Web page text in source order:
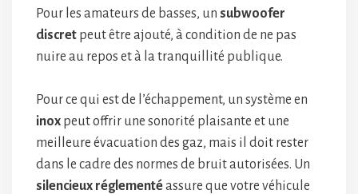
Pour les amateurs de basses, un subwoofer
discret peut être ajouté, à condition de ne pas
nuire au repos et à la tranquillité publique.
Pour ce qui est de l’échappement, un système en
inox peut offrir une sonorité plaisante et une
meilleure évacuation des gaz, mais il doit rester
dans le cadre des normes de bruit autorisées. Un
silencieux réglementéassure que votre véhicule